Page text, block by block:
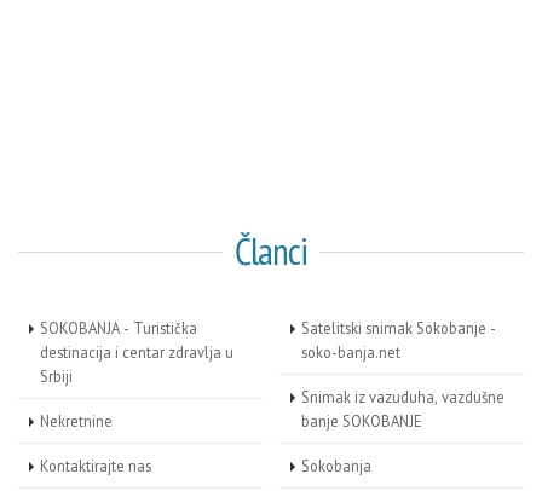
Članci
SOKOBANJA - Turistička
destinacija i centar zdravlja u
Srbiji
Nekretnine
Kontaktirajte nas
Satelitski snimak Sokobanje -
soko-banja.net
Snimak iz vazuduha, vazdušne
banje SOKOBANJE
Sokobanja